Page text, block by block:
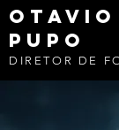
OTAVIO
PUPO
DIRETOR DE